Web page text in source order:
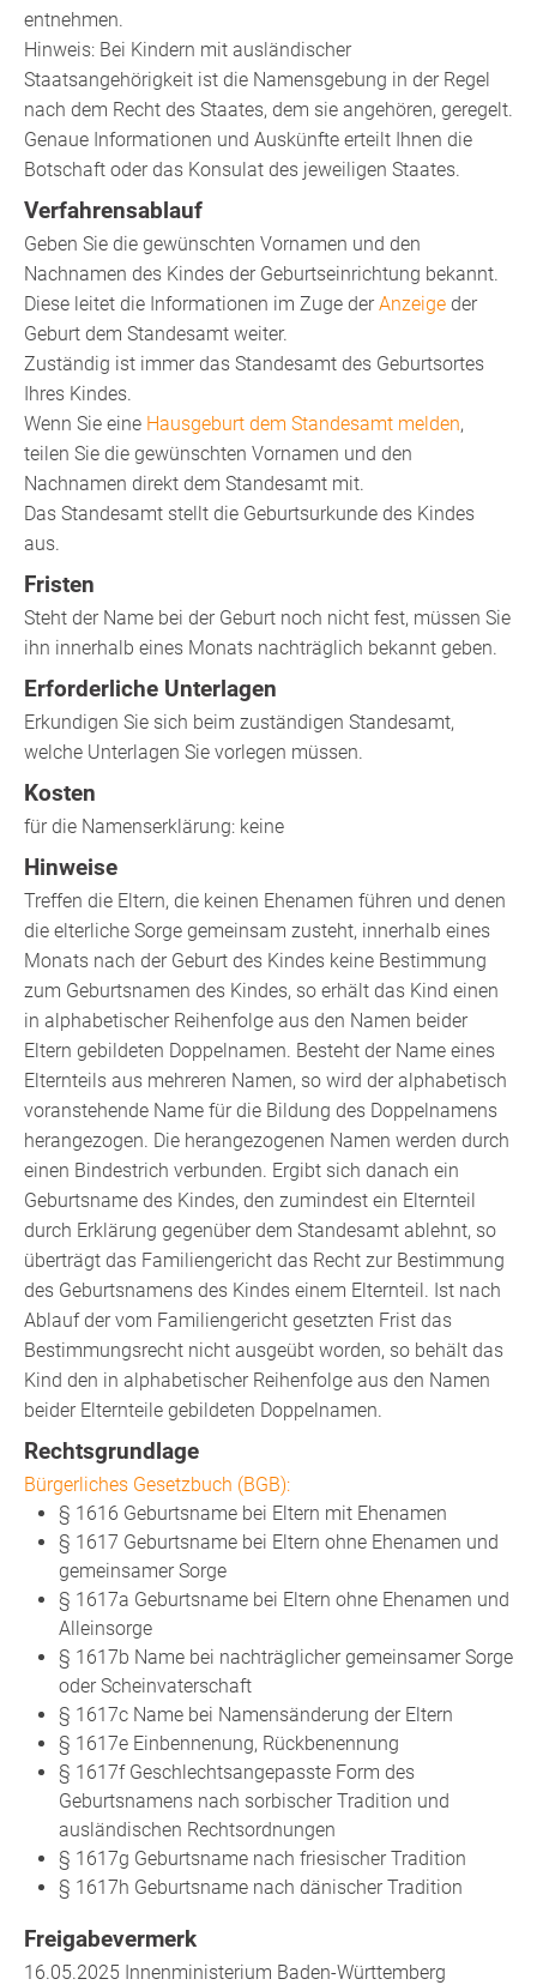
entnehmen.
Hinweis: Bei Kindern mit ausländischer
Staatsangehörigkeit ist die Namensgebung in der Regel
nach dem Recht des Staates, dem sie angehören, geregelt.
Genaue Informationen und Auskünfte erteilt Ihnen die
Botschaft oder das Konsulat des jeweiligen Staates.
Verfahrensablauf
Geben Sie die gewünschten Vornamen und den
Nachnamen des Kindes der Geburtseinrichtung bekannt.
Diese leitet die Informationen im Zuge derAnzeige der
Geburt dem Standesamt weiter.
Zuständig ist immer das Standesamt des Geburtsortes
Ihres Kindes.
Wenn Sie eine Hausgeburt dem Standesamt melden,
teilen Sie die gewünschten Vornamen und den
Nachnamen direkt dem Standesamt mit.
Das Standesamt stellt die Geburtsurkunde des Kindes
aus.
Fristen
Steht der Name bei der Geburt noch nicht fest, müssen Sie
ihn innerhalb eines Monats nachträglich bekannt geben.
Erforderliche Unterlagen
Erkundigen Sie sich beim zuständigen Standesamt,
welche Unterlagen Sie vorlegen müssen.
Kosten
für die Namenserklärung: keine
Hinweise
Treffen die Eltern, die keinen Ehenamen führen und denen
die elterliche Sorge gemeinsam zusteht, innerhalb eines
Monats nach der Geburt des Kindes keine Bestimmung
zum Geburtsnamen des Kindes, so erhält das Kind einen
in alphabetischer Reihenfolge aus den Namen beider
Eltern gebildeten Doppelnamen. Besteht der Name eines
Elternteils aus mehreren Namen, so wird der alphabetisch
voranstehende Name für die Bildung des Doppelnamens
herangezogen. Die herangezogenen Namen werden durch
einen Bindestrich verbunden. Ergibt sich danach ein
Geburtsname des Kindes, den zumindest ein Elternteil
durch Erklärung gegenüber dem Standesamt ablehnt, so
überträgt das Familiengericht das Recht zur Bestimmung
des Geburtsnamens des Kindes einem Elternteil. Ist nach
Ablauf der vom Familiengericht gesetzten Frist das
Bestimmungsrecht nicht ausgeübt worden, so behält das
Kind den in alphabetischer Reihenfolge aus den Namen
beider Elternteile gebildeten Doppelnamen.
Rechtsgrundlage
Bürgerliches Gesetzbuch (BGB):
§ 1616 Geburtsname bei Eltern mit Ehenamen
§ 1617 Geburtsname bei Eltern ohne Ehenamen und
gemeinsamer Sorge
§ 1617a Geburtsname bei Eltern ohne Ehenamen und
Alleinsorge
§ 1617b Name bei nachträglicher gemeinsamer Sorge
oder Scheinvaterschaft
§ 1617c Name bei Namensänderung der Eltern
§ 1617e Einbennenung, Rückbenennung
§ 1617f Geschlechtsangepasste Form des
Geburtsnamens nach sorbischer Tradition und
ausländischen Rechtsordnungen
§ 1617g Geburtsname nach friesischer Tradition
§ 1617h Geburtsname nach dänischer Tradition
Freigabevermerk
16.05.2025 Innenministerium Baden-Württemberg